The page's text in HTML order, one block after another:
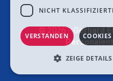
© 2026 -Gerhard
NICHT
VERSTANDEN
ZEIGE DETAILS